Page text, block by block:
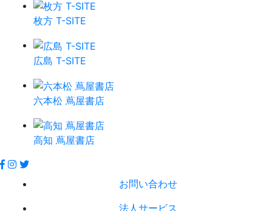
枚方 T-SITE
広島 T-SITE
六本松 蔦屋書店
高知 蔦屋書店
お問い合わせ
法人サービス